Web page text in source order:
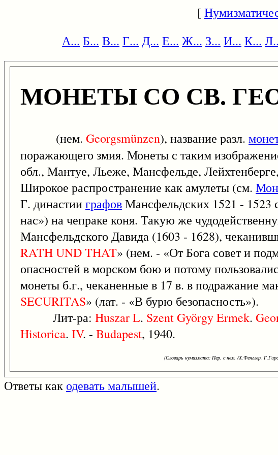
[
А... Б... В... Г... Д... Е... Ж... З... И... К...
МОНЕТЫ СО СВ.
(нем. Georgsmünzen), название разл.
поражающего змия. Монеты с таким
обл., Мантуе, Льеже, Мансфельде,
Широкое распространение как амулеты (см.
Г. династииграфовМансфельдских 1521 - 1523
нас») на чепраке коня. Такую же
Мансфельдского Давида (1603 - 1628),
RATHUNDTHAT» (нем. - «От Бога совет и
опасностей в морском бою и потому
монеты б.г., чеканенные в 17 в. в подражание
SECURITAS» (лат. - «В бурю безопасность»).
Лит-ра: HuszarL. SzentGyörgyErmek.
Historica. IV. - Budapest, 1940.
(Словарь нумизмата: Пер. с нем. /Х.Фенглер,
Ответы как одевать малышей.